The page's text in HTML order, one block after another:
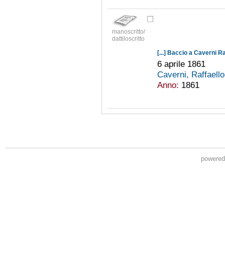
manoscritto/
dattiloscritto
[...] Baccio a Caverni
6 aprile 1861
Caverni,
Anno: 1861